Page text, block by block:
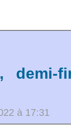
demi-
à 17:31